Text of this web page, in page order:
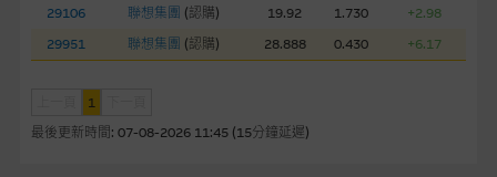
29106
聯想集團 (認購) 19.92 1.730
+2.98
29951
聯想集團 (認購) 28.888 0.430 +6.17
1
最後更新時間: 07-08-2026 11:45 (15分鐘延遲)
權，因此對此等網站的內容及所介紹服務或產品是否準確或合
適，不作任何聲明。麥格理集團建議閣下自行向本網站述及或連
接的第三者查詢。此外，載有第三者網站的連結，不應視為該第
三者推介本網站。
本網站雖連接第三者管理的網站，但麥格理集團並非授權網站瀏